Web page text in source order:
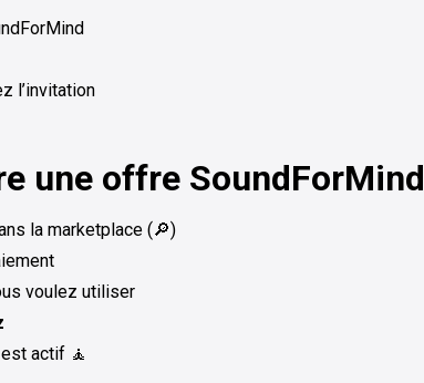
l’invitation
une offre SoundForMind
la marketplace (🔎)
voulez utiliser
actif 🧘